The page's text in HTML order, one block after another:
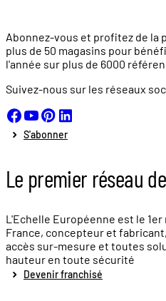
Abonnez-vous et profitez de la
plus de 50 magasins pour
l'année sur plus de 6000
Suivez-nous sur les réseaux
S'abonner
Le premier réseau
L'Echelle Européenne est le
France, concepteur et
accès sur-mesure et toutes
hauteur en toute sécurité
Devenir franchisé